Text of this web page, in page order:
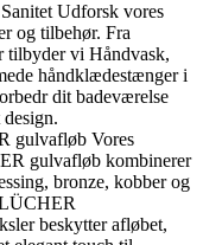
Udforsk vores
og tilbehør. Fra
tilbyder vi Håndvask,
håndklædestænger i
dit badeværelse
gulvafløb Vores
gulvafløb kombinerer
bronze, kobber og
beskytter afløbet,